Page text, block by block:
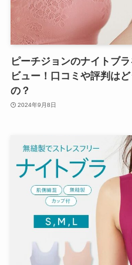
ピーチジョンのナイトブ
ビュー！口コミや評判は
の？
2024年9月8日